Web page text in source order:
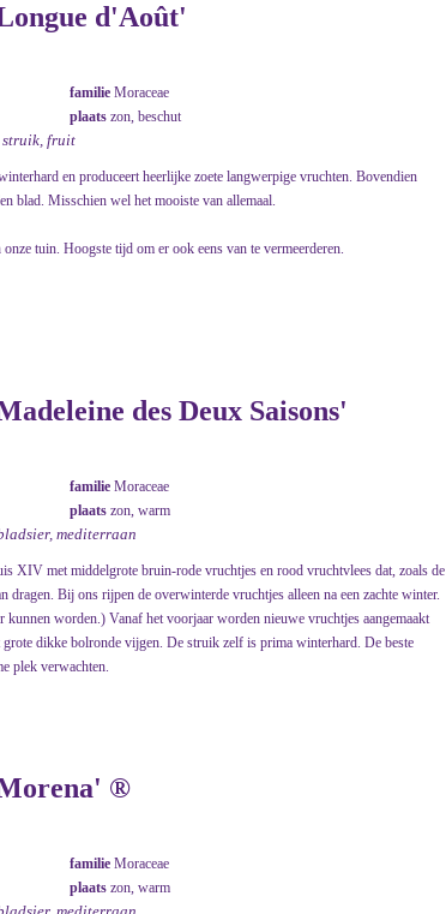
d'Août'
familie Moraceae
plaats zon, beschut
struik, fruit
en produceert heerlijke zoete langwerpige vruchten. Bovendien
blad. Misschien wel het mooiste van allemaal.
onze tuin. Hoogste tijd om er ook eens van te vermeerderen.
des Deux Saisons'
familie Moraceae
plaats zon, warm
mediterraan
XIV met middelgrote bruin-rode vruchtjes en rood vruchtvlees dat, zoals de
dragen. Bij ons rijpen de overwinterde vruchtjes alleen na een zachte winter.
kunnen worden.) Vanaf het voorjaar worden nieuwe vruchtjes aangemaakt
grote dikke bolronde vijgen. De struik zelf is prima winterhard. De beste
plek verwachten.
®
familie Moraceae
plaats zon, warm